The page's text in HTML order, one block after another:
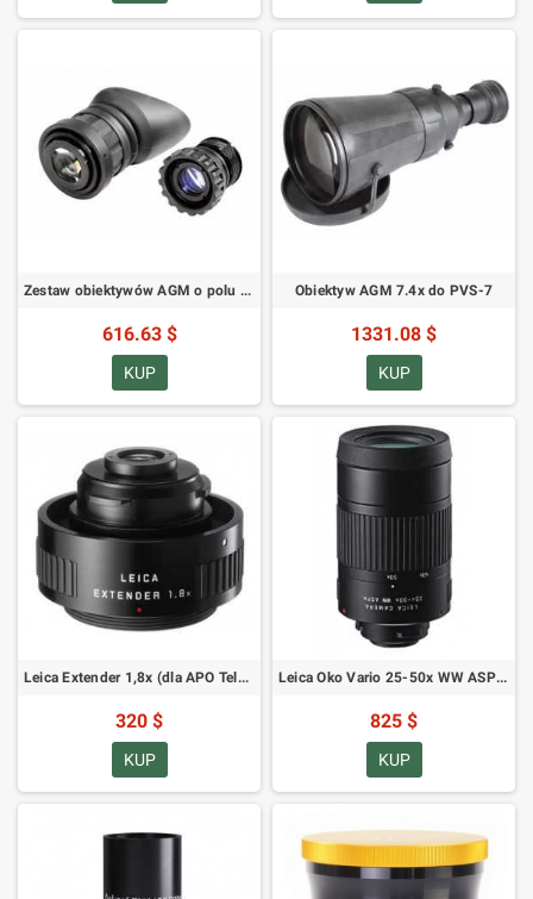
Zestaw obiektywów AGM o polu widzenia 51 stopni do PVS-14/PVS-14 Omega
616.63 $
KUP
Obiektyw AGM 7.4x do PVS-7
1331.08 $
KUP
Leica Extender 1,8x (dla APO Televid) 41022
320 $
KUP
Leica Oko Vario 25-50x WW ASPH 41021
825 $
KUP